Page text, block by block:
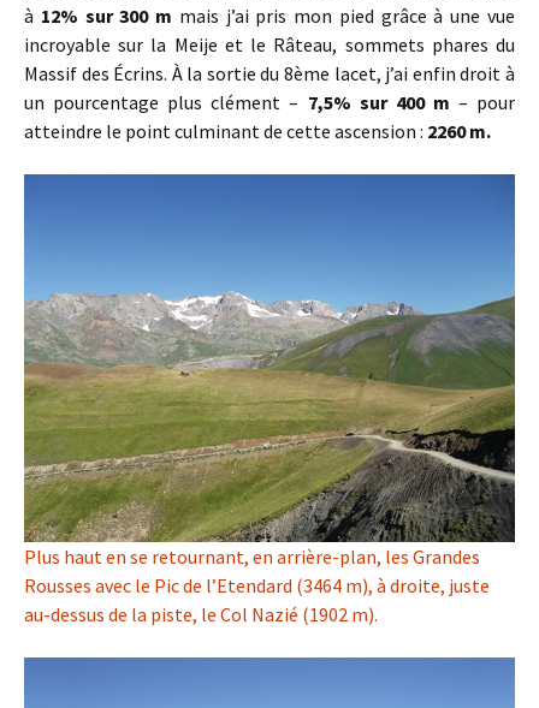
à 12% sur 300 m mais j’ai pris mon pied grâce à une vue
incroyable sur la Meije et le Râteau, sommets phares du
Massif des Écrins. À la sortie du 8ème lacet, j’ai enfin droit à
un pourcentage plus clément – 7,5% sur 400 m – pour
atteindre le point culminant de cette ascension : 2260 m.
Plus haut en se retournant, en arrière-plan, les Grandes
Rousses avec le Pic de l’Etendard (3464 m), à droite, juste
au-dessus de la piste, le Col Nazié (1902 m).